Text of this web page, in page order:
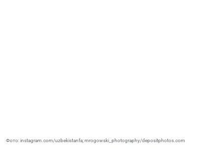
Фото: instagram.com/uzbekistanfa; mrogowski_photography/depositphotos.com